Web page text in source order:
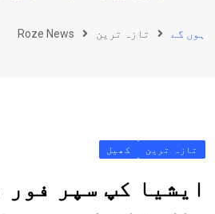
کھیل
ہوں گے تازہ ترین Roze News
تازہ ترین کھیل
ایشیا کپ سپر فور